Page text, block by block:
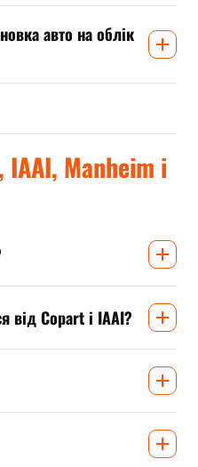
авто на облік
Manheim і
від Copart і IAAI?